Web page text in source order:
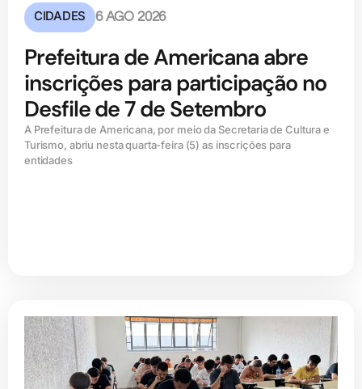
CIDADES 6 AGO 2026
Prefeitura de Americana abre
inscrições para participação no
Desfile de 7 de Setembro
A Prefeitura de Americana, por meio da Secretaria de Cultura e
Turismo, abriu nesta quarta-feira (5) as inscrições para
entidades